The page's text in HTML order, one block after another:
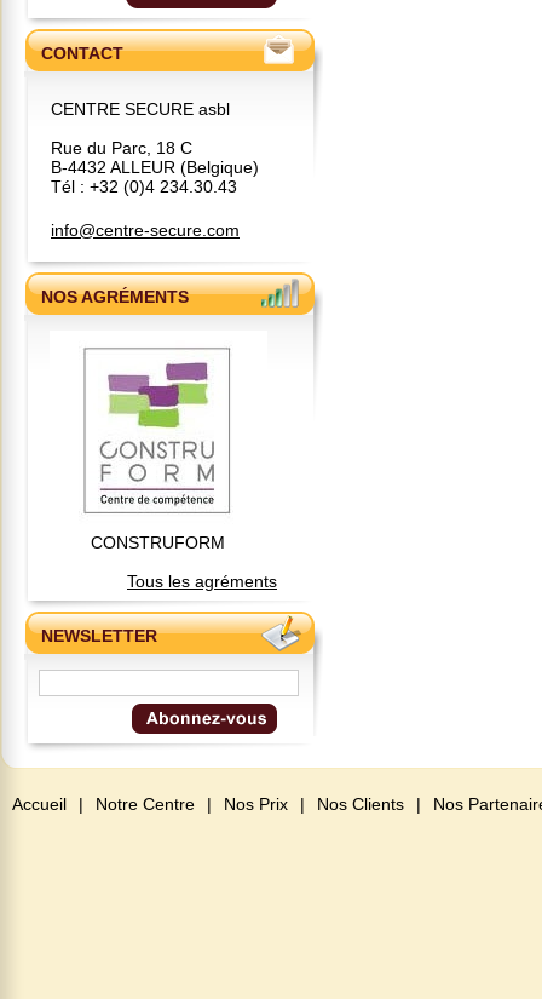
CONTACT
CENTRE SECURE asbl
Rue du Parc, 18 C
B-4432 ALLEUR (Belgique)
Tél : +32 (0)4 234.30.43
info@centre-secure.com
NOS AGRÉMENTS
CONSTRUFORM
Tous les agréments
NEWSLETTER
Accueil | Notre Centre | Nos Prix | Nos Clients | Nos